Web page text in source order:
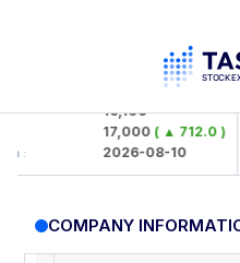
16,100
17,000( ▲ 712.0 )
2026-08-10
COMPANY